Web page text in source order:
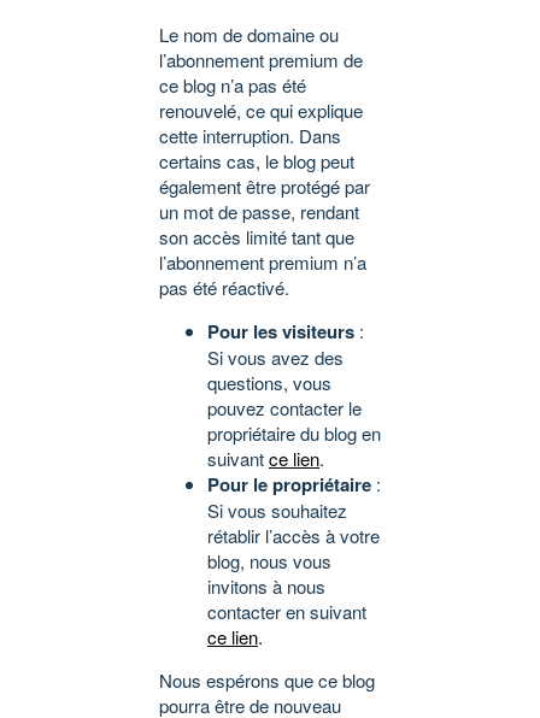
Le nom de domaine ou
l’abonnement premium de
ce blog n’a pas été
renouvelé, ce qui explique
cette interruption. Dans
certains cas, le blog peut
également être protégé par
un mot de passe, rendant
son accès limité tant que
l’abonnement premium n’a
pas été réactivé.
Pour les visiteurs :
Si vous avez des
questions, vous
pouvez contacter le
propriétaire du blog en
suivantce lien.
Pour le propriétaire :
Si vous souhaitez
rétablir l’accès à votre
blog, nous vous
invitons à nous
contacter en suivant
ce lien.
Nous espérons que ce blog
pourra être de nouveau